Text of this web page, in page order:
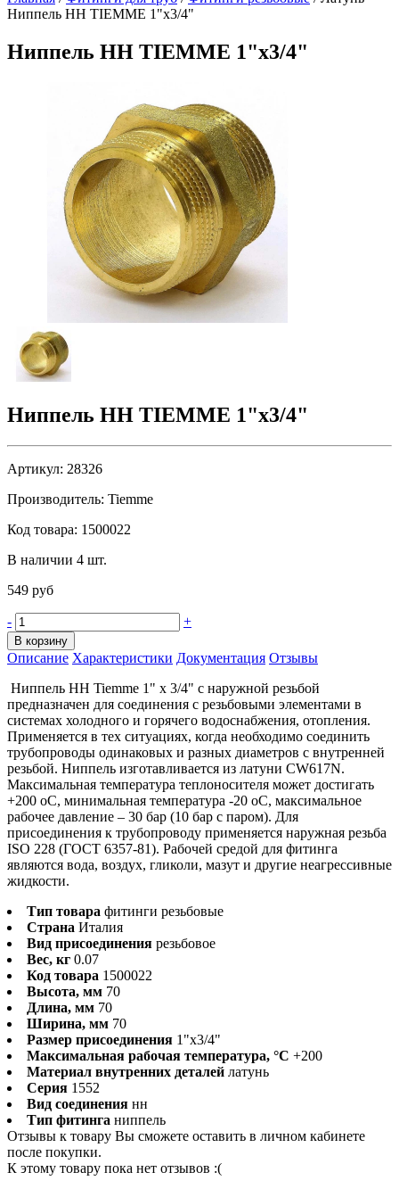
Ниппель НН TIEMME 1"x3/4"
Ниппель НН TIEMME 1"x3/4"
Ниппель НН TIEMME 1"x3/4"
Артикул: 28326
Производитель: Tiemme
Код товара: 1500022
В наличии 4 шт.
549 руб
- +
В корзину
Описание Характеристики Документация Отзывы
Ниппель HH Tiemme 1" х 3/4" с наружной резьбой
предназначен для соединения с резьбовыми элементами в
системах холодного и горячего водоснабжения, отопления.
Применяется в тех ситуациях, когда необходимо соединить
трубопроводы одинаковых и разных диаметров с внутренней
резьбой. Ниппель изготавливается из латуни CW617N.
Максимальная температура теплоносителя может достигать
+200 оС, минимальная температура -20 оС, максимальное
рабочее давление – 30 бар (10 бар с паром). Для
присоединения к трубопроводу применяется наружная резьба
ISO 228 (ГОСТ 6357-81). Рабочей средой для фитинга
являются вода, воздух, гликоли, мазут и другие неагрессивные
жидкости.
Тип товара фитинги резьбовые
Страна Италия
Вид присоединения резьбовое
Вес, кг 0.07
Код товара 1500022
Высота, мм 70
Длина, мм 70
Ширина, мм 70
Размер присоединения 1"x3/4"
Максимальная рабочая температура, °С +200
Материал внутренних деталей латунь
Серия 1552
Вид соединения нн
Тип фитинга ниппель
Отзывы к товару Вы сможете оставить в личном кабинете
после покупки.
К этому товару пока нет отзывов :(